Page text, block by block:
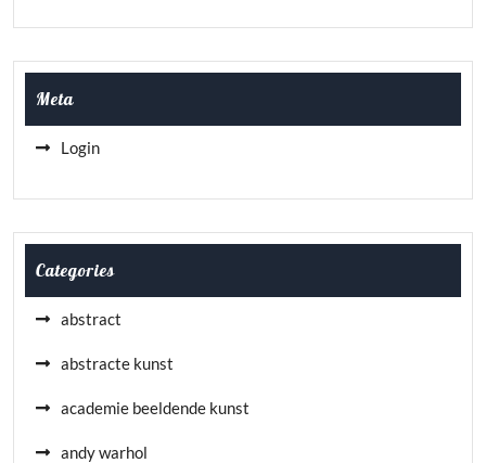
Meta
Login
Categories
abstract
abstracte kunst
academie beeldende kunst
andy warhol